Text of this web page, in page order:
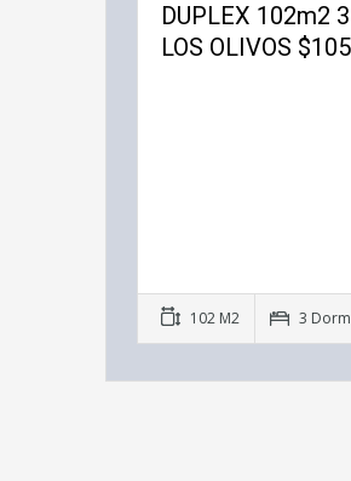
DUPLEX 102m2
LOS OLIVOS
102 M2 3